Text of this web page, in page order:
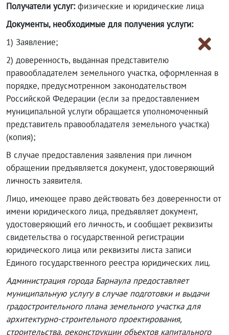
Получатели услуг:физические и юридические лица
Документы, необходимые для получения услуги:
1) Заявление;
2) доверенность, выданная представителю
правообладателем земельного участка, оформленная в
порядке, предусмотренном законодательством
Российской Федерации (если за предоставлением
муниципальной услуги обращается уполномоченный
представитель правообладателя земельного участка)
(копия);
В случае предоставления заявления при личном
обращении предъявляется документ, удостоверяющий
личность заявителя.
Лицо, имеющее право действовать без доверенности от
имени юридического лица, предъявляет документ,
удостоверяющий его личность, и сообщает реквизиты
свидетельства о государственной регистрации
юридического лица или реквизиты листа записи
Единого государственного реестра юридических лиц.
Администрация города Барнаула предоставляет
муниципальную услугу в случае подготовки и выдачи
градостроительного плана земельного участка для
архитектурно-строительного проектирования,
строительства, реконструкции объектов капитального